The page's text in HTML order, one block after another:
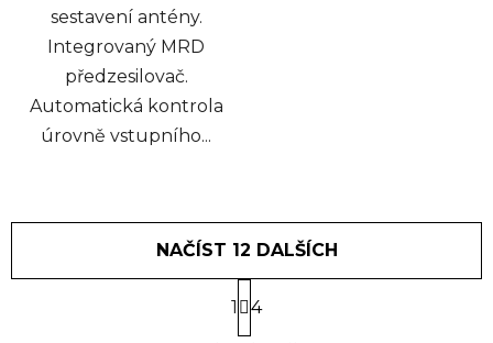
sestavení antény.
Integrovaný MRD
předzesilovač.
Automatická kontrola
úrovně vstupního...
O
NAČÍST 12 DALŠÍCH
S
t
r
1 4